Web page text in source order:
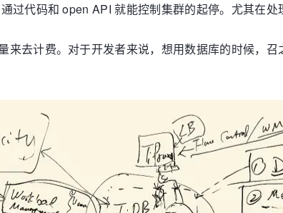
过代码和 open API 就能控制集群的起停。尤其在
去计费。对于开发者来说，想用数据库的时候，